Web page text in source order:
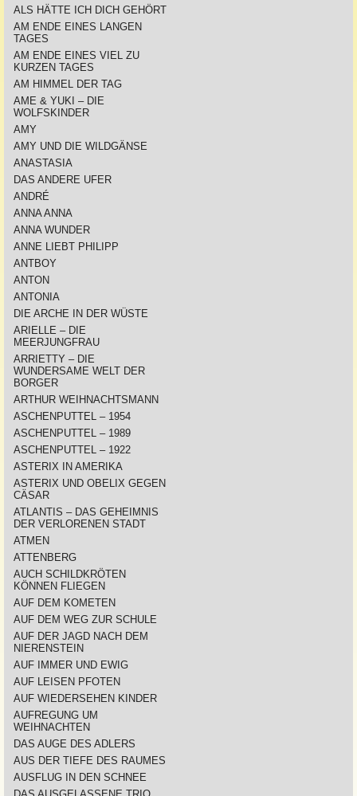
ALS HÄTTE ICH DICH GEHÖRT
AM ENDE EINES LANGEN
TAGES
AM ENDE EINES VIEL ZU
KURZEN TAGES
AM HIMMEL DER TAG
AME & YUKI – DIE
WOLFSKINDER
AMY
AMY UND DIE WILDGÄNSE
ANASTASIA
DAS ANDERE UFER
ANDRÉ
ANNA ANNA
ANNA WUNDER
ANNE LIEBT PHILIPP
ANTBOY
ANTON
ANTONIA
DIE ARCHE IN DER WÜSTE
ARIELLE – DIE
MEERJUNGFRAU
ARRIETTY – DIE
WUNDERSAME WELT DER
BORGER
ARTHUR WEIHNACHTSMANN
ASCHENPUTTEL – 1954
ASCHENPUTTEL – 1989
ASCHENPUTTEL – 1922
ASTERIX IN AMERIKA
ASTERIX UND OBELIX GEGEN
CÄSAR
ATLANTIS – DAS GEHEIMNIS
DER VERLORENEN STADT
ATMEN
ATTENBERG
AUCH SCHILDKRÖTEN
KÖNNEN FLIEGEN
AUF DEM KOMETEN
AUF DEM WEG ZUR SCHULE
AUF DER JAGD NACH DEM
NIERENSTEIN
AUF IMMER UND EWIG
AUF LEISEN PFOTEN
AUF WIEDERSEHEN KINDER
AUFREGUNG UM
WEIHNACHTEN
DAS AUGE DES ADLERS
AUS DER TIEFE DES RAUMES
AUSFLUG IN DEN SCHNEE